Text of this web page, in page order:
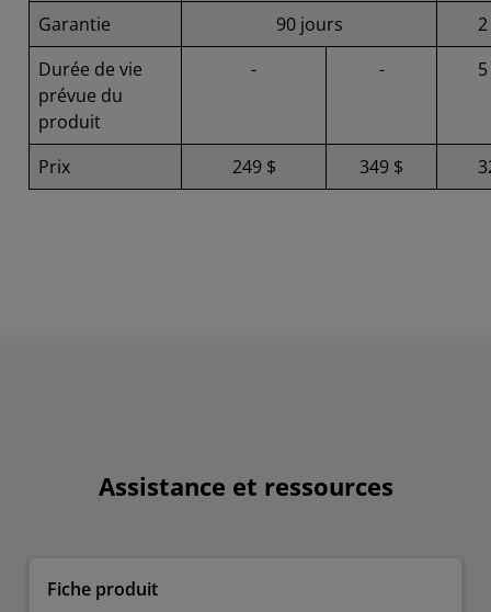
Garantie
90 jours
Durée de vie
prévue du
produit
- -
Prix 249 $ 349 $
Assistance et ressources
Fiche produit